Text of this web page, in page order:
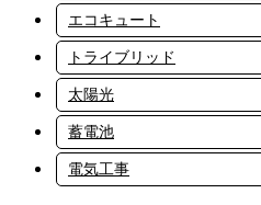
エコキュート
トライブリッド
太陽光
蓄電池
電気工事